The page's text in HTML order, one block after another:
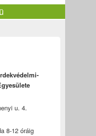
u. 4.
8-12 óráig